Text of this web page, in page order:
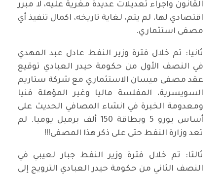
القانون واجراء تعديلات عديدة مغرية عليه، لا مبرر
اقتصادي لها، لم يتم، لغاية تاريخه، اكمال تنفيذ أي
مصفى استثماري.
ثانيا: تم خلال فترة وزير النفط عادل عبد المهدي
في النصف الأول من حكومة حيدر العبادي توقيع
عقد مصفى ميسان الاستثماري مع شركة ستاريم
السويسرية، المفلسة ماليا وغير المؤهلة فنيا
ومعدومة الخبرة في انشاء المصافي الحديث على
أساس يورو 5 وبطاقة 150 ألف برميل يوميا. لم
تعد وزارة النفط حتى على ذكر هذا المصفى!!!
ثالثا: تم خلال فترة وزير النفط جبار لعيبي في
النصف الثاني من حكومة حيدر العبادي الترويج إلى